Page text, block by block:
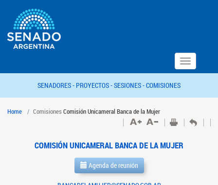
Toggle
navigation
SENADORES - PROYECTOS -SESIONES -COMISIONES
Home Comisiones Comisión Unicameral Banca de la Mujer
COMISIÓN UNICAMERAL BANCA DE LA MUJER
Agenda de reunión